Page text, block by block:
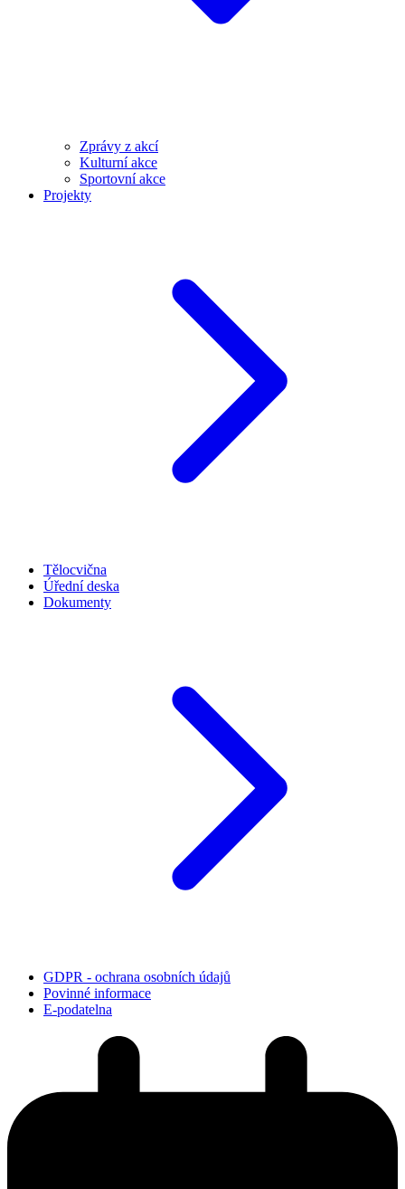
Zprávy z akcí
Kulturní akce
Sportovní akce
Projekty
Tělocvična
Úřední deska
Dokumenty
GDPR - ochrana osobních údajů
Povinné informace
E-podatelna